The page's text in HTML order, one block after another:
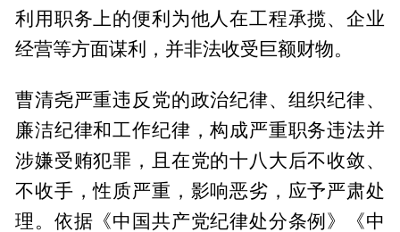
利用职务上的便利为他人在工程承揽、企业
经营等方面谋利，并非法收受巨额财物。
曹清尧严重违反党的政治纪律、组织纪律、
廉洁纪律和工作纪律，构成严重职务违法并
涉嫌受贿犯罪，且在党的十八大后不收敛、
不收手，性质严重，影响恶劣，应予严肃处
理。依据《中国共产党纪律处分条例》《中